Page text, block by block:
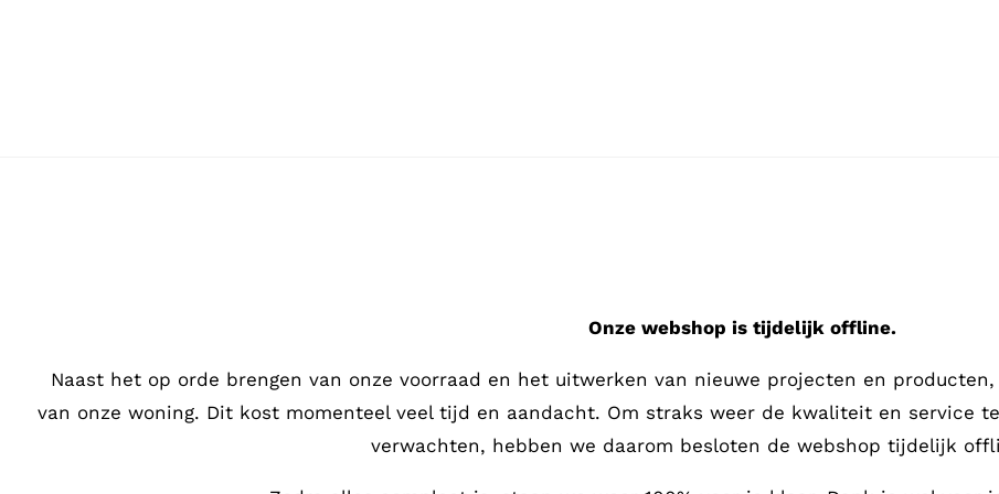
Onze webshop is tijdelijk offline.
Naast het op orde brengen van onze voorraad en het uitwerken van nieuwe projecten en
van onze woning. Dit kost momenteel veel tijd en aandacht. Om straks weer de kwaliteit en service
verwachten, hebben we daarom besloten de webshop tijdelijk